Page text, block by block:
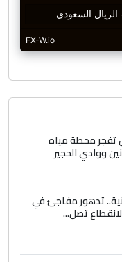
تفجر محطة مياه
ووادي الحجير
تدهور مفاجئ في
تصل...